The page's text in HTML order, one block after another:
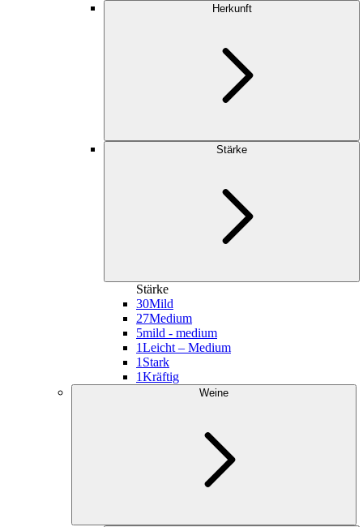
Herkunft
Stärke
Stärke
30Mild
27Medium
5mild - medium
1Leicht – Medium
1 Stark
1Kräftig
Weine